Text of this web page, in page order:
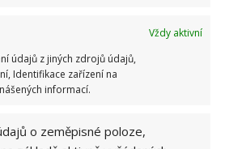
Vždy aktivní
údajů z jiných zdrojů údajů,
Identifikace zařízení na
informací.
o zeměpisné poloze,